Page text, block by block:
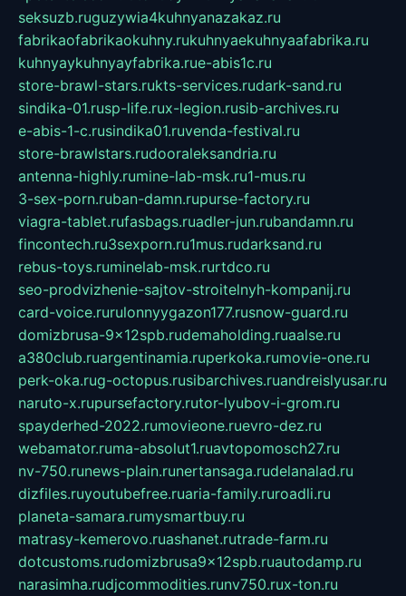
seksuzb.ruguzywia4kuhnyanazakaz.ru
fabrikaofabrikaokuhny.rukuhnyaekuhnyaafabrika.ru
kuhnyaykuhnyayfabrika.rue-abis1c.ru
store-brawl-stars.rukts-services.rudark-sand.ru
sindika-01.rusp-life.rux-legion.rusib-archives.ru
e-abis-1-c.rusindika01.ruvenda-festival.ru
store-brawlstars.rudooraleksandria.ru
antenna-highly.rumine-lab-msk.ru1-mus.ru
3-sex-porn.ruban-damn.rupurse-factory.ru
viagra-tablet.rufasbags.ruadler-jun.rubandamn.ru
fincontech.ru3sexporn.ru1mus.rudarksand.ru
rebus-toys.ruminelab-msk.rurtdco.ru
seo-prodvizhenie-sajtov-stroitelnyh-kompanij.ru
card-voice.rurulonnyygazon177.rusnow-guard.ru
domizbrusa-9x12spb.rudemaholding.ruaalse.ru
a380club.ruargentinamia.ruperkoka.rumovie-one.ru
perk-oka.rug-octopus.rusibarchives.ruandreislyusar.ru
naruto-x.rupursefactory.rutor-lyubov-i-grom.ru
spayderhed-2022.rumovieone.ruevro-dez.ru
webamator.ruma-absolut1.ruavtopomosch27.ru
nv-750.runews-plain.runertansaga.rudelanalad.ru
dizfiles.ruyoutubefree.ruaria-family.ruroadli.ru
planeta-samara.rumysmartbuy.ru
matrasy-kemerovo.ruashanet.rutrade-farm.ru
dotcustoms.rudomizbrusa9x12spb.ruautodamp.ru
narasimha.rudjcommodities.runv750.rux-ton.ru